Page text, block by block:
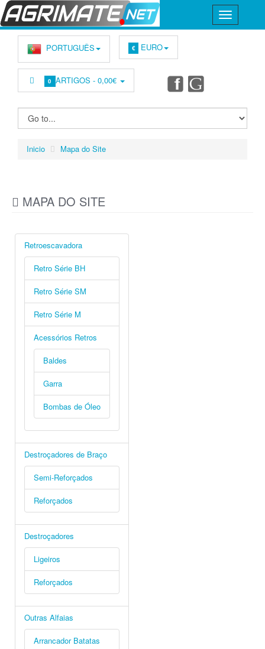
PORTUGUÊS € EURO
0 ARTIGOS -0,00€
Inicio Mapa do Site
MAPA DO SITE
Retroescavadora
Retro Série BH
Retro Série SM
Retro Série M
Acessórios Retros
Baldes
Garra
Bombas de Óleo
Destroçadores de Braço
Semi-Reforçados
Reforçados
Destroçadores
Ligeiros
Reforçados
Outras Alfaias
Arrancador Batatas